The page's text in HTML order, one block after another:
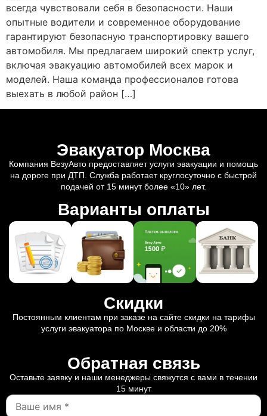
всегда чувствовали себя в безопасности. Наши
опытные водители и современное оборудование
гарантируют безопасную транспортировку вашего
автомобиля. Мы предлагаем широкий спектр услуг,
включая эвакуацию автомобилей всех марок и
моделей. Наша команда профессионалов готова
выехать в любой район […]
Эвакуатор Москва
Компания ВезуАвто предоставляет услуги эвакуации и помощь
на дороге при ДТП. Служба работает круглосуточно с быстрой
подачей от 15 минут более «10» лет.
Варианты оплаты
Скидки
Постоянным клиентам при заказе на сайте скидки на тарифы
услуги эвакуатора по Москве и области до 20%
Обратная связь
Оставьте заявку и наши менеджеры свяжутся с вами в течении
15 минут